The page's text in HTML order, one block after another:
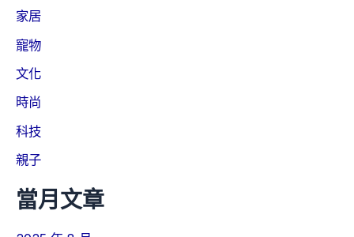
家居
寵物
文化
時尚
科技
親子
當月文章